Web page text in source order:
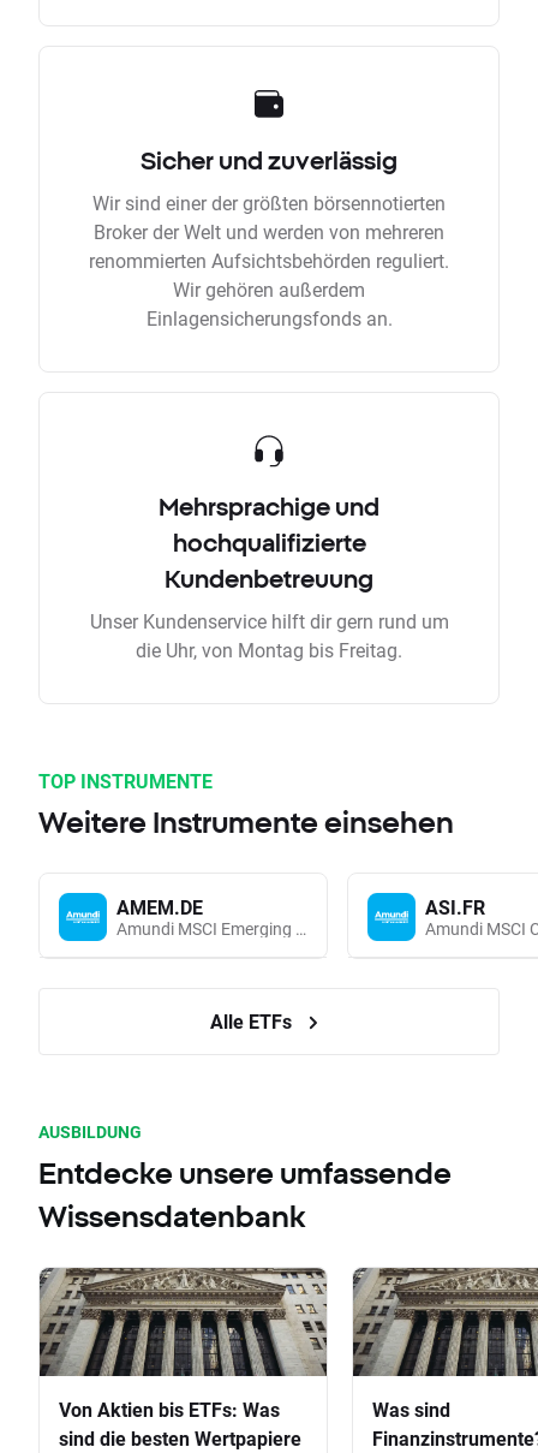
Sicher und zuverlässig
Wir sind einer der größten börsennotierten
Broker der Welt und werden von mehreren
renommierten Aufsichtsbehörden reguliert.
Wir gehören außerdem
Einlagensicherungsfonds an.
Mehrsprachige und
hochqualifizierte
Kundenbetreuung
Unser Kundenservice hilft dir gern rund um
die Uhr, von Montag bis Freitag.
TOP INSTRUMENTE
Weitere Instrumente einsehen
AMEM.DE
Amundi MSCI Emerging Markets UCITS (Acc EUR)
ASI.FR
Alle ETFs
AUSBILDUNG
Entdecke unsere umfassende
Wissensdatenbank
Von Aktien bis ETFs: Was
sind die besten Wertpapiere
Was sind